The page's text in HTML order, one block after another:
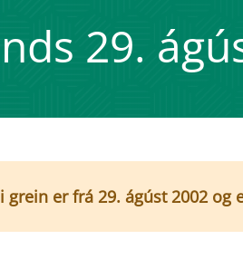
29.
grein er frá 29. ágúst 2002